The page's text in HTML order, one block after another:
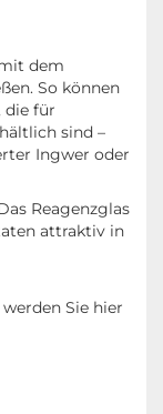
dem
So können
die für
sind –
Ingwer oder
Reagenzglas
attraktiv in
Sie hier